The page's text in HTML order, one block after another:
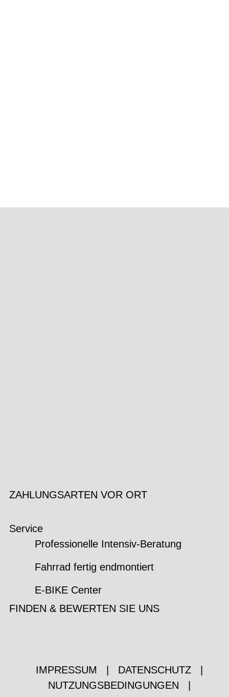
ZAHLUNGSARTEN VOR ORT
Service
Professionelle Intensiv-Beratung
Fahrrad fertig endmontiert
E-BIKE Center
FINDEN & BEWERTEN SIE UNS
IMPRESSUM DATENSCHUTZ
NUTZUNGSBEDINGUNGEN